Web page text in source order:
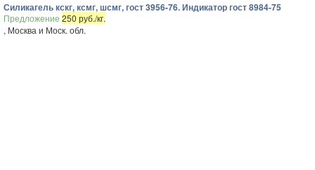
Силикагель кскг, ксмг, шсмг, гост 3956-76. Индикатор гост 8984-75
Предложение 250 руб./кг.
, Москва и Моск. обл.